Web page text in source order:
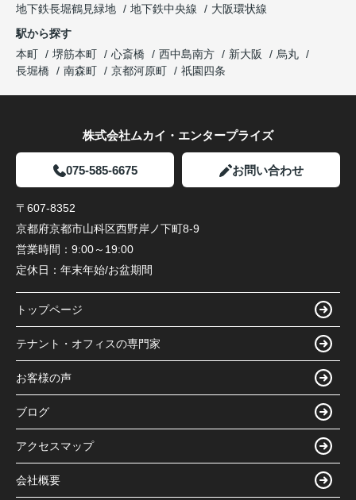
地下鉄長堀鶴見緑地
地下鉄中央線
大阪環状線
駅から探す
本町
堺筋本町 心斎橋 西中島南方 新大阪
烏丸
長堀橋
南森町 京都河原町 祇園四条
株式会社ムカイ・エンタープライズ
075-585-6675 お問い合わせ
〒607-8352
京都府京都市山科区西野岸ノ下町8-9
営業時間： 9:00～19:00
定休日： 年末年始/お盆期間
トップページ
テナント・オフィスの専門家
お客様の声
ブログ
アクセスマップ
会社概要